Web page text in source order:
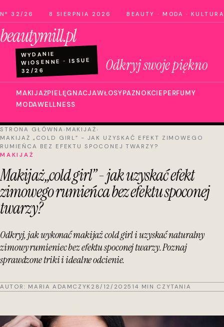
Nº 32/26 8 SIERPNIA 2026 BEAUTY · MODA · KULTURA
beautymill.pl
WYDANIE
WIOSENNE · ISSUE
32/26 Odkryj swoje piękno
MAKIJAŻPIELĘGNACJAWŁOSYPAZNOKCIEPERFUMY
MODAWELLNESS
STRONA GŁÓWNA › MAKIJAŻ ›
MAKIJAŻ „COLD GIRL” - JAK UZYSKAĆ EFEKT ZIMOWEGO
RUMIEŃCA BEZ EFEKTU SPOCONEJ TWARZY?
MAKIJAŻ
Makijaż „cold girl” - jak uzyskać efekt
zimowego rumieńca bez efektu spoconej
twarzy?
Odkryj, jak wykonać makijaż cold girl i uzyskać naturalny
zimowy rumieniec bez efektu spoconej twarzy. Poznaj
sprawdzone triki i idealne odcienie.
AUTOR: MARIA ADAMCZYK 28/12/2025 14 MIN CZYTANIA